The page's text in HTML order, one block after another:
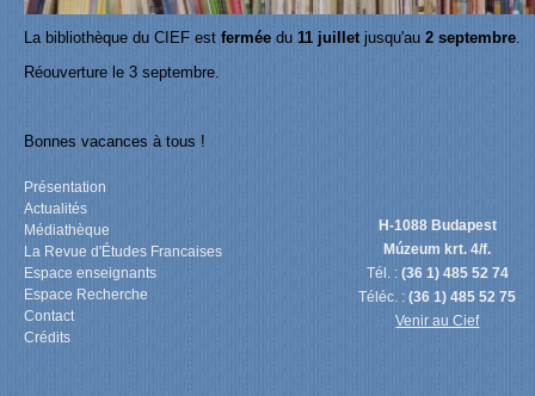
La bibliothèque du CIEF est fermée du 11 juillet jusqu'au 2 septembre.
Réouverture le 3 septembre.
Bonnes vacances à tous !
Présentation
Actualités
Médiathèque
La Revue d'Études Francaises
Espace enseignants
Espace Recherche
Contact
Crédits
H-1088 Budapest
Múzeum krt. 4/f.
Tél. : (36 1) 485 52 74
Téléc. :(36 1) 485 52 75
Venir au Cief